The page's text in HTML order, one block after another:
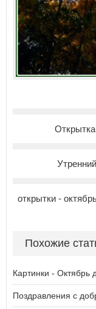
открытки -
Похожие
Картинки - Октябрь
Поздравления с